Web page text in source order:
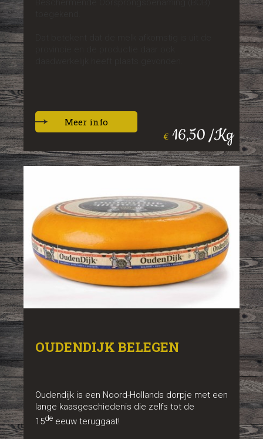
€ 16,50 /Kg
Meer info
OUDENDIJK BELEGEN
Oudendijk is een Noord-Hollands dorpje met een
lange kaasgeschiedenis die zelfs tot de
15de eeuw teruggaat!